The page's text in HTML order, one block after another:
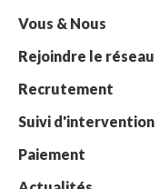
Vous & Nous
Rejoindre le réseau
Recrutement
Suivi d'intervention
Paiement